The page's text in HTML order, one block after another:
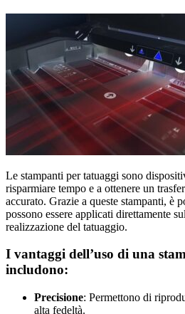
Le stampanti per tatuaggi sono
risparmiare tempo e a ottenere un
accurato. Grazie a queste stampanti, è
possono essere applicati direttamente
realizzazione del tatuaggio.
I vantaggi dell’uso di una
includono:
Precisione: Permettono di
alta fedeltà.